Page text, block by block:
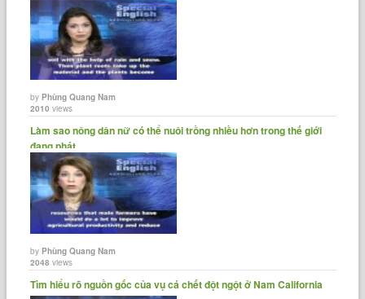
byPhùng Quang Nam
2010 views
Làm sao nông dân nữ có thể nuôi trồng nhiều hơn trong thế giới
đang phát......
byPhùng Quang Nam
2048 views
Tìm hiểu rõ nguồn gốc của vụ cá chết đột ngột ở Nam California